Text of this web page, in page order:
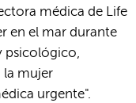
médica de Life
en el mar durante
psicológico,
la mujer
urgente".